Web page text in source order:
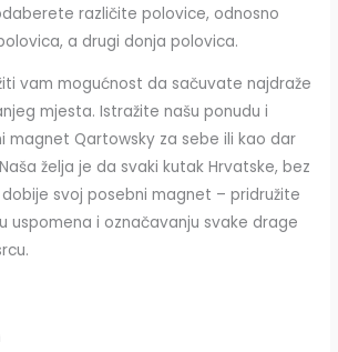
različite polovice, odnosno
a drugi donja polovica.
vam mogućnost da sačuvate najdraže
mjesta. Istražite našu ponudu i
magnet Qartowsky za sebe ili kao dar
želja je da svaki kutak Hrvatske, bez
svoj posebni magnet – pridružite
uspomena i označavanju svake drage